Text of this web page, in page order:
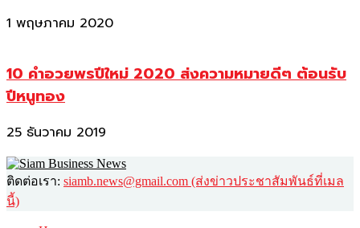
1 พฤษภาคม 2020
10 คำอวยพรปีใหม่ 2020 ส่งความหมายดีๆ ต้อนรับ
ปีหนูทอง
25 ธันวาคม 2019
ติดต่อเรา: siamb.news@gmail.com (ส่งข่าวประชาสัมพันธ์ที่เมล
นี้)